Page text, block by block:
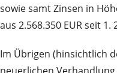
sowie samt Zinsen in
aus 2.568.350 EUR seit 1.
Im Übrigen (hinsichtlich
neuerlichen